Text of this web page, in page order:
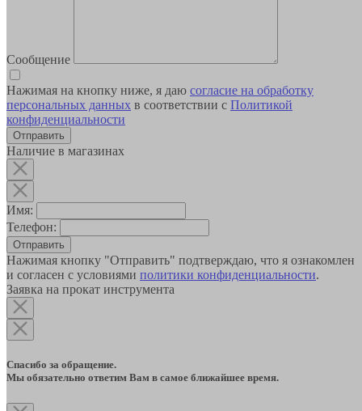
Сообщение
Нажимая на кнопку ниже, я даю согласие на обработку
персональных данных в соответствии с Политикой
конфиденциальности
Наличие в магазинах
Имя:
Телефон:
Отправить
Нажимая кнопку "Отправить" подтверждаю, что я ознакомлен
и согласен с условиями политики конфиденциальности.
Заявка на прокат инструмента
Спасибо за обращение.
Мы обязательно ответим Вам в самое ближайшее время.